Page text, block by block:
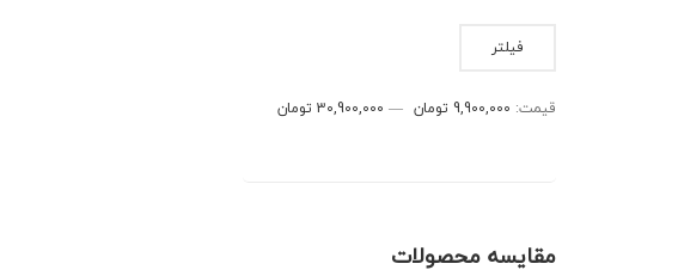
فیلتر
قیمت: 9,900,000 تومان — 30,900,000 تومان
مقایسه محصولات